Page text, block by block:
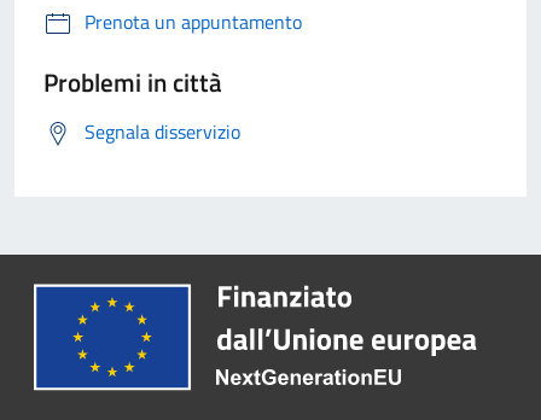
Prenota un appuntamento
Problemi in città
Segnala disservizio